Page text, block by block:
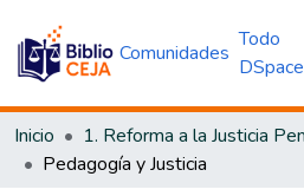
Comunidades
Todo
DSpace
Inicio
Pedagogía y Justicia